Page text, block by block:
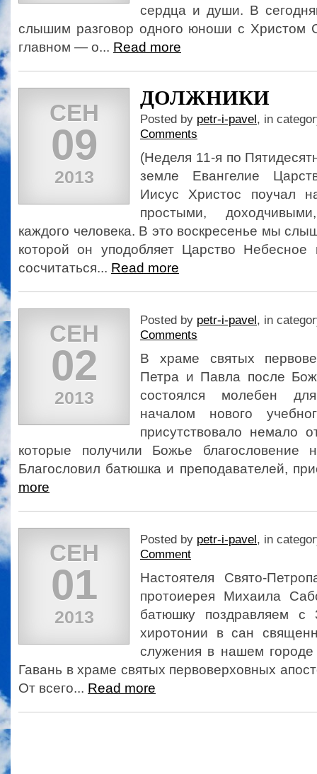
сердца и души. В
слышим разговор одного юноши с Христом
главном — о... Read more
СЕН
09
2013
ДОЛЖНИКИ
Posted by petr-i-pavel, in
Comments
(Неделя 11-я по
земле Евангелие
Иисус Христос поучал
простыми,
каждого человека. В это воскресенье мы
которой он уподобляет Царство
сосчитаться... Read more
СЕН
02
2013
Posted by petr-i-pavel, in
Comments
В храме святых
Петра и Павла после
состоялся молебен
началом нового
присутствовало немало
которые получили Божье благословение
Благословил батюшка и преподавателей,
more
СЕН
01
2013
Posted by petr-i-pavel, in
Comment
Настоятеля Свято-
протоиерея Михаила
батюшку поздравляем с
хиротонии в сан
служения в нашем городе
Гавань в храме святых первоверховных
От всего... Read more